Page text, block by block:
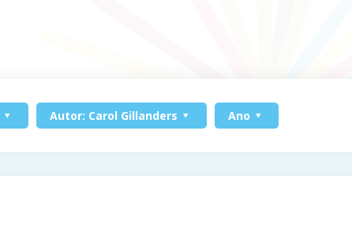
Autor: Carol Gillanders Ano